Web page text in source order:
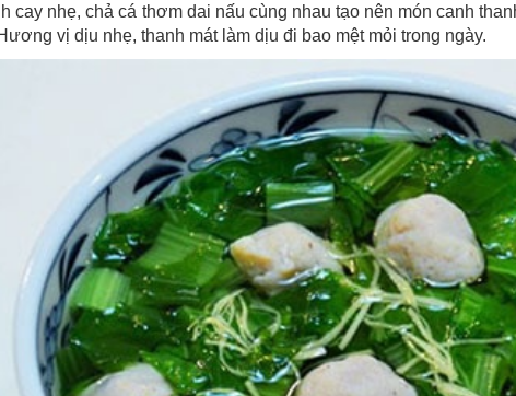
cay nhẹ, chả cá thơm dai nấu cùng nhau tạo nên món canh
vị dịu nhẹ, thanh mát làm dịu đi bao mệt mỏi trong ngày.